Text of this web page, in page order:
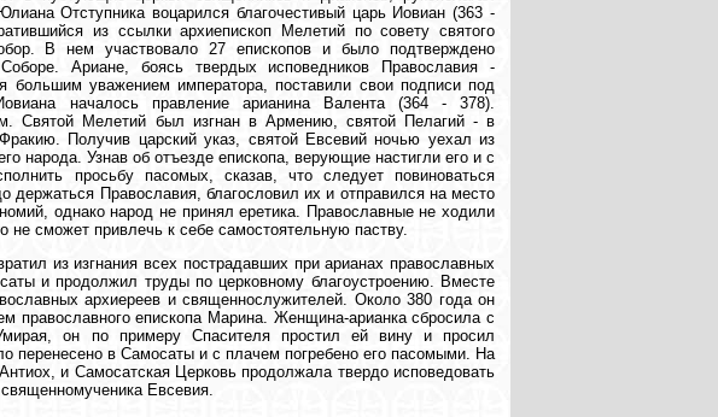
Отступника воцарился благочестивый царь Иовиан (363 -
из ссылки архиепископ Мелетий по совету святого
В нем участвовало 27 епископов и было подтверждено
Ариане, боясь твердых исповедников Православия -
большим уважением императора, поставили свои подписи под
началось правление арианина Валента (364 - 378).
Святой Мелетий был изгнан в Армению, святой Пелагий - в
Получив царский указ, святой Евсевий ночью уехал из
народа. Узнав об отъезде епископа, верующие настигли его и с
просьбу пасомых, сказав, что следует повиноваться
Православия, благословил их и отправился на место
однако народ не принял еретика. Православные не ходили
не сможет привлечь к себе самостоятельную паству.
из изгнания всех пострадавших при арианах православных
и продолжил труды по церковному благоустроению. Вместе
архиереев и священнослужителей. Около 380 года он
православного епископа Марина. Женщина-арианка сбросила с
он по примеру Спасителя простил ей вину и просил
перенесено в Самосаты и с плачем погребено его пасомыми. На
и Самосатская Церковь продолжала твердо исповедовать
Евсевия.